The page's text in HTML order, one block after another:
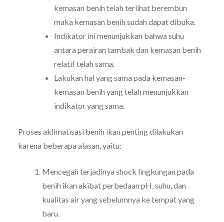
kemasan benih telah terlihat berembun
maka kemasan benih sudah dapat dibuka.
Indikator ini menunjukkan bahwa suhu
antara perairan tambak dan kemasan benih
relatif telah sama.
Lakukan hal yang sama pada kemasan-
kemasan benih yang telah menunjukkan
indikator yang sama.
Proses aklimatisasi benih ikan penting dilakukan
karena beberapa alasan, yaitu:
Mencegah terjadinya shock lingkungan pada
benih ikan akibat perbedaan pH, suhu, dan
kualitas air yang sebelumnya ke tempat yang
baru.